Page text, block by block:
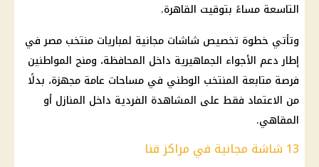
التاسعة مساءً بتوقيت القاهرة.
وتأتي خطوة تخصيص شاشات مجانية لمباريات منتخب مصر في
إطار دعم الأجواء الجماهيرية داخل المحافظة، ومنح المواطنين
فرصة متابعة المنتخب الوطني في مساحات عامة مجهزة، بدلًا
من الاعتماد فقط على المشاهدة الفردية داخل المنازل أو
المقاهي.
13 شاشة مجانية في مراكز قنا